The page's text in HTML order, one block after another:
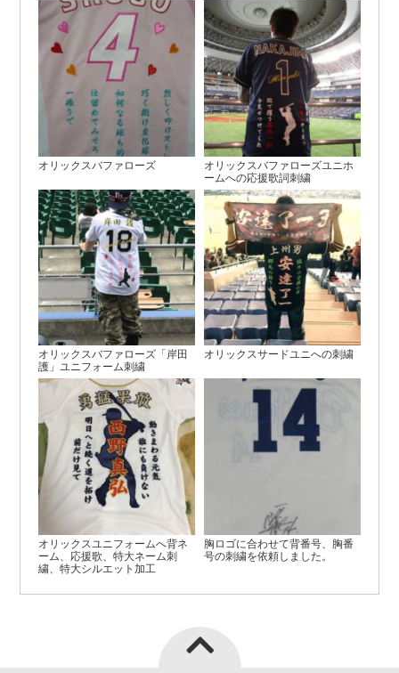
オリックスバファローズ
オリックスバファローズユニホ
ームへの応援歌詞刺繍
オリックスバファローズ「岸田
護」ユニフォーム刺繍
オリックスサードユニへの刺繍
オリックスユニフォームへ背ネ
ーム、応援歌、特大ネーム刺
繍、特大シルエット加工
胸ロゴに合わせて背番号、胸番
号の刺繍を依頼しました。